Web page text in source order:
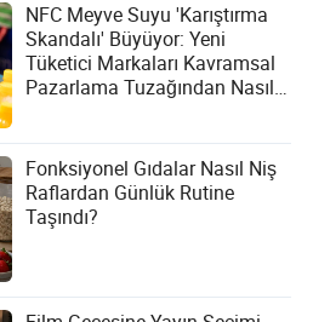
NFC Meyve Suyu 'Karıştırma
Skandalı' Büyüyor: Yeni
Tüketici Markaları Kavramsal
Pazarlama Tuzağından Nasıl
Fonksiyonel Gıdalar Nasıl Niş
Raflardan Günlük Rutine
Taşındı?